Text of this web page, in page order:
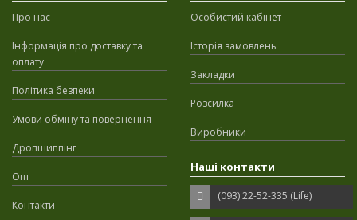
Про нас
Інформація про доставку та
оплату
Політика безпеки
Умови обміну та повернення
Дропшиппінг
Опт
Контакти
Особистий кабінет
Історія замовлень
Закладки
Розсилка
Виробники
Наші контакти
(093) 22-52-335 (Life)